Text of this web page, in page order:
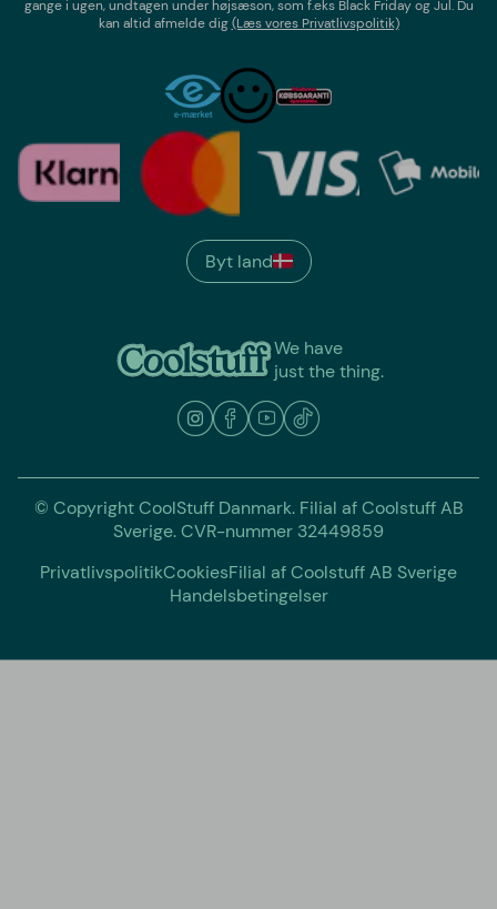
gange i ugen,undtagen under højsæson, som f.eks Black Friday og Jul. Du
kan altid afmelde dig(Læs vores Privatlivspolitik)
We have
just the thing.
Byt land
© Copyright CoolStuff Danmark. Filial af Coolstuff AB
Sverige. CVR-nummer 32449859
PrivatlivspolitikCookiesFilial af Coolstuff AB Sverige
Handelsbetingelser